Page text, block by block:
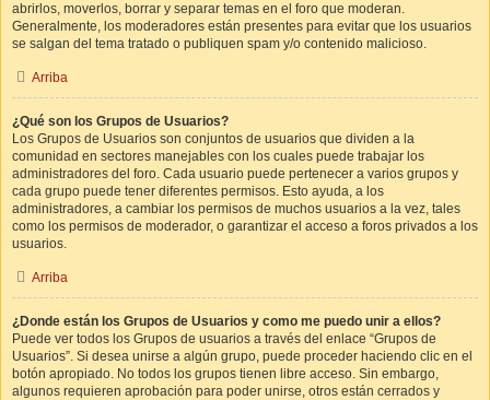
abrirlos, moverlos, borrar y separar temas en el foro que moderan.
Generalmente, los moderadores están presentes para evitar que los usuarios
se salgan del tema tratado o publiquen spam y/o contenido malicioso.
Arriba
¿Qué son los Grupos de Usuarios?
Los Grupos de Usuarios son conjuntos de usuarios que dividen a la
comunidad en sectores manejables con los cuales puede trabajar los
administradores del foro. Cada usuario puede pertenecer a varios grupos y
cada grupo puede tener diferentes permisos. Esto ayuda, a los
administradores, a cambiar los permisos de muchos usuarios a la vez, tales
como los permisos de moderador, o garantizar el acceso a foros privados a los
usuarios.
Arriba
¿Donde están los Grupos de Usuarios y como me puedo unir a ellos?
Puede ver todos los Grupos de usuarios a través del enlace “Grupos de
Usuarios”. Si desea unirse a algún grupo, puede proceder haciendo clic en el
botón apropiado. No todos los grupos tienen libre acceso. Sin embargo,
algunos requieren aprobación para poder unirse, otros están cerrados y